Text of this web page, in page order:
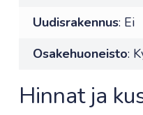
Uudisrakennus: Ei
Osakehuoneisto:
Hinnat ja